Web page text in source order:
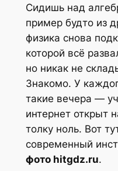
Сидишь над
пример будто из
физика снова
которой всё
но никак не
Знакомо. У
такие вечера —
интернет открыт
толку ноль. Вот
современный
фото hitgdz.ru.